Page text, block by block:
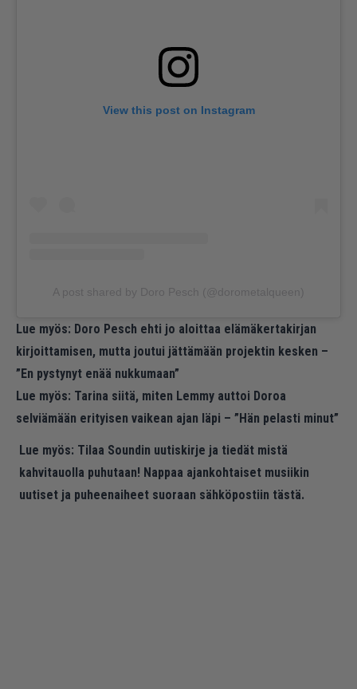
View this post on Instagram
A post shared by Doro Pesch (@dorometalqueen)
Lue myös: Doro Pesch ehti jo aloittaa elämäkertakirjan
kirjoittamisen, mutta joutui jättämään projektin kesken –
”En pystynyt enää nukkumaan”
Lue myös: Tarina siitä, miten Lemmy auttoi Doroa
selviämään erityisen vaikean ajan läpi – ”Hän pelasti minut”
Lue myös: Tilaa Soundin uutiskirje ja tiedät mistä
kahvitauolla puhutaan! Nappaa ajankohtaiset musiikin
uutiset ja puheenaiheet suoraan sähköpostiin tästä.